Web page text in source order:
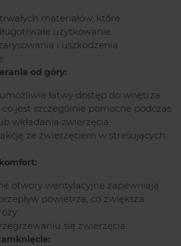
materiałów, które
użytkowanie.
i uszkodzenia
od góry:
łatwy dostęp do wnętrza
jest szczególnie pomocne podczas
wkładania zwierzęcia.
ze zwierzęciem w stresujących
otwory wentylacyjne zapewniają
powietrza, co zwiększa
się zwierzęcia.